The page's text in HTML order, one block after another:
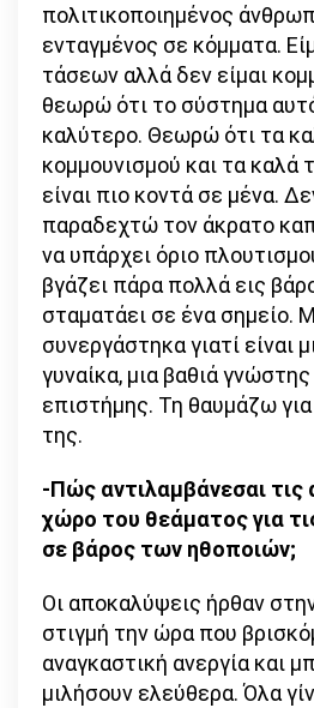
πολιτικοποιημένος
ενταγμένος σε κόμματα.
τάσεων αλλά δεν είμαι
θεωρώ ότι το σύστημα
καλύτερο. Θεωρώ ότι τα
κομμουνισμού και τα καλά
είναι πιο κοντά σε μένα.
παραδεχτώ τον άκρατο
να υπάρχει όριο
βγάζει πάρα πολλά εις
σταματάει σε ένα σημείο.
συνεργάστηκα γιατί είναι
γυναίκα, μια βαθιά
επιστήμης. Τη θαυμάζω
της.
-Πώς αντιλαμβάνεσαι
χώρο του θεάματος για
σε βάρος των ηθοποιών;
Οι αποκαλύψεις ήρθαν
στιγμή την ώρα που
αναγκαστική ανεργία και
μιλήσουν ελεύθερα. Όλα